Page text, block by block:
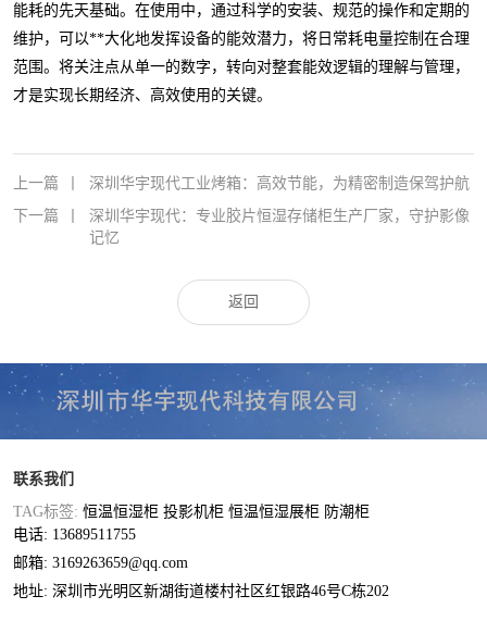
能耗的先天基础。在使用中，通过科学的安装、规范的操作和定期的
维护，可以**大化地发挥设备的能效潜力，将日常耗电量控制在合理
范围。将关注点从单一的数字，转向对整套能效逻辑的理解与管理，
才是实现长期经济、高效使用的关键。
上一篇
深圳华宇现代工业烤箱：高效节能，为精密制造保驾护航
下一篇
深圳华宇现代：专业胶片恒湿存储柜生产厂家，守护影像
记忆
返回
联系我们
TAG标签: 恒温恒湿柜 投影机柜 恒温恒湿展柜 防潮柜
电话: 13689511755
邮箱: 3169263659@qq.com
地址: 深圳市光明区新湖街道楼村社区红银路46号C栋202